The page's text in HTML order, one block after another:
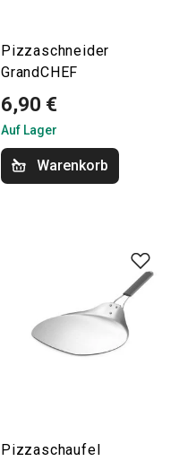
Pizzaschneider
GrandCHEF
6,90 €
Auf Lager
Warenkorb
Pizzaschaufel